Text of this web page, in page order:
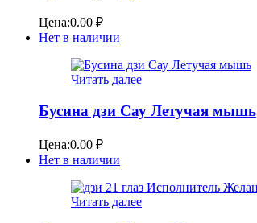
Цена:0.00 ₽
Нет в наличии
Читать далее
Бусина дзи Сау Летучая мышь
Цена:0.00 ₽
Нет в наличии
Читать далее